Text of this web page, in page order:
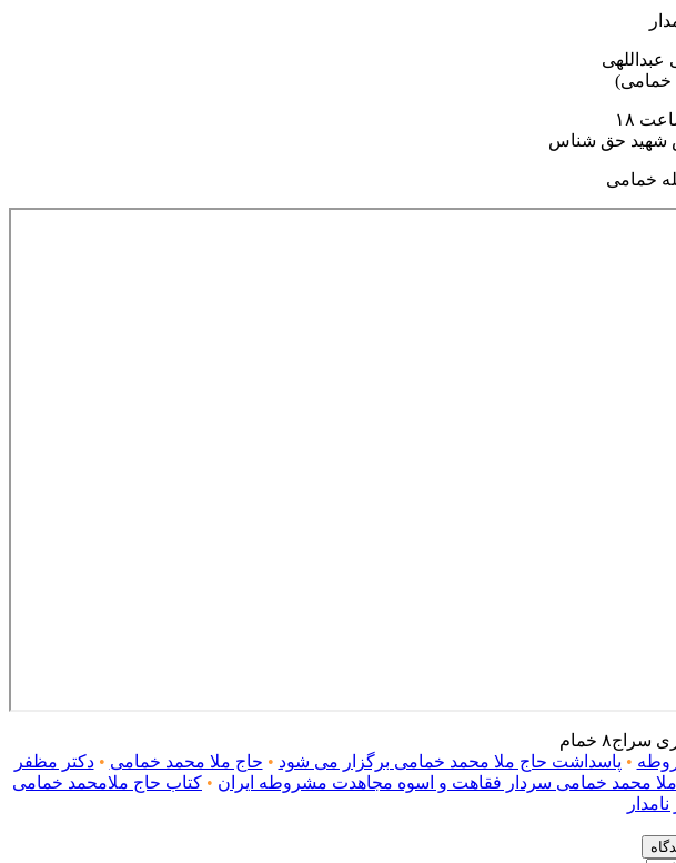
شهید حق شناس
خمامی
• پاسداشت حاج ملا محمد خمامی برگزار می شود • حاج ملا محمد خمامی •دکتر مظفر
محمد خمامی سردار فقاهت و اسوه مجاهدت مشروطه ایران • کتاب حاج ملامحمد خمامی